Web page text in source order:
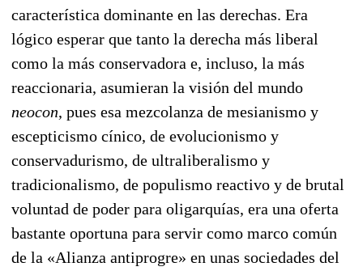
característica dominante en las derechas. Era
lógico esperar que tanto la derecha más liberal
como la más conservadora e, incluso, la más
reaccionaria, asumieran la visión del mundo
neocon, pues esa mezcolanza de mesianismo y
escepticismo cínico, de evolucionismo y
conservadurismo, de ultraliberalismo y
tradicionalismo, de populismo reactivo y de brutal
voluntad de poder para oligarquías, era una oferta
bastante oportuna para servir como marco común
de la «Alianza antiprogre» en unas sociedades del